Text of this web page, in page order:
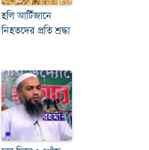
হলি আর্টিজানে
নিহতদের প্রতি শ্রদ্ধা